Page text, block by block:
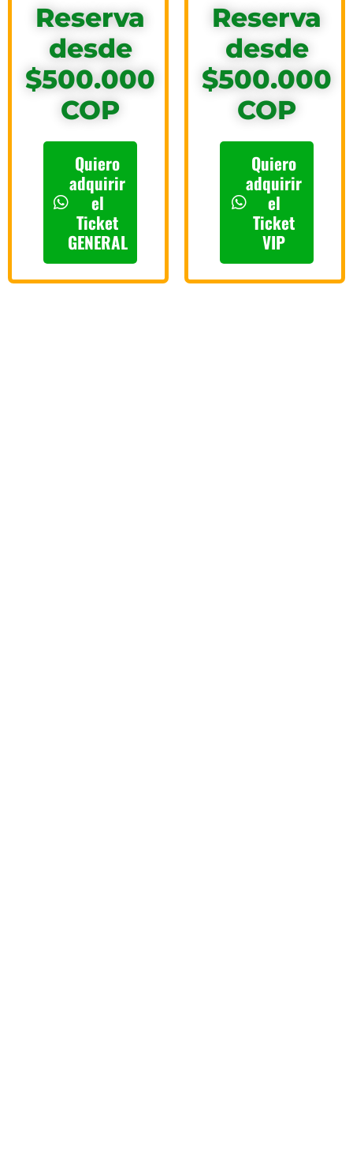
Reserva
desde
$500.000
COP
Quiero
adquirir
el
Ticket
GENERAL
Reserva
desde
$500.000
COP
Quiero
adquirir
el
Ticket
VIP